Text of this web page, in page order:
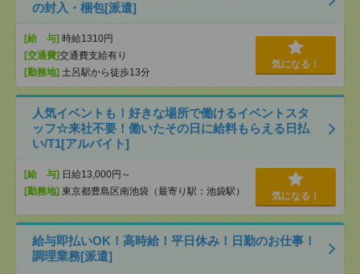
の封入・梱包[派遣]
[給 与] 時給1310円
[交通費]交通費支給有り
[勤務地] 土呂駅から徒歩13分
気になる！
人気イベントも！好きな場所で働けるイベントスタ
ッフ☆来社不要！働いたその日に給料もらえる日払
い/T1[アルバイト]
[給 与] 日給13,000円～
[勤務地] 東京都豊島区南池袋（最寄り駅：池袋駅） 気になる！
給与即払いOK！高時給！平日休み！日勤のお仕事！
調理業務[派遣]